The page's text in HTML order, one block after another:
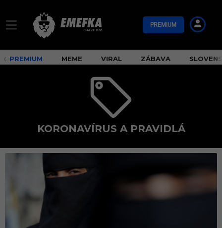
PREMIUM
PREMIUM MEME VIRAL ZÁBAVA
KORONAVÍRUS A PRAVIDLÁ
o
n